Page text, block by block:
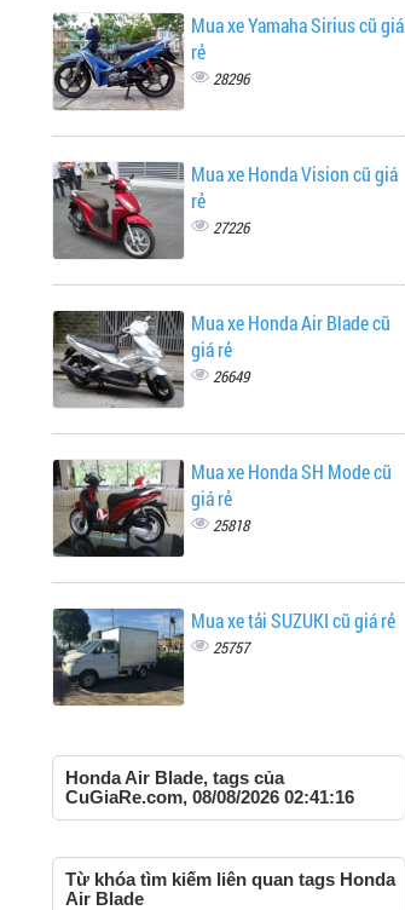
Mua xe Yamaha Sirius cũ giá
rẻ
28296
Mua xe Honda Vision cũ giá
rẻ
27226
Mua xe Honda Air Blade cũ
giá rẻ
26649
Mua xe Honda SH Mode cũ
giá rẻ
25818
Mua xe tải SUZUKI cũ giá rẻ
25757
Honda Air Blade, tags của
CuGiaRe.com, 08/08/2026 02:41:16
Từ khóa tìm kiếm liên quan tags Honda
Air Blade